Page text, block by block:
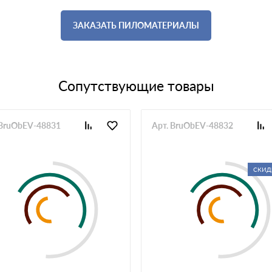
ЗАКАЗАТЬ ПИЛОМАТЕРИАЛЫ
Сопутствующие товары
48831 Арт. BruObEV-48832